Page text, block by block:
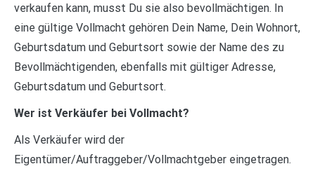
verkaufen kann, musst Du sie also bevollmächtigen. In
eine gültige Vollmacht gehören Dein Name, Dein Wohnort,
Geburtsdatum und Geburtsort sowie der Name des zu
Bevollmächtigenden, ebenfalls mit gültiger Adresse,
Geburtsdatum und Geburtsort.
Wer ist Verkäufer bei Vollmacht?
Als Verkäufer wird der
Eigentümer/Auftraggeber/Vollmachtgeber eingetragen.